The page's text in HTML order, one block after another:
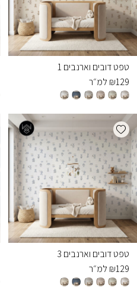
טפט דובים וארנבים 1
₪129 למ״ר
Add wishlist
טפט דובים וארנבים 3
₪129 למ״ר